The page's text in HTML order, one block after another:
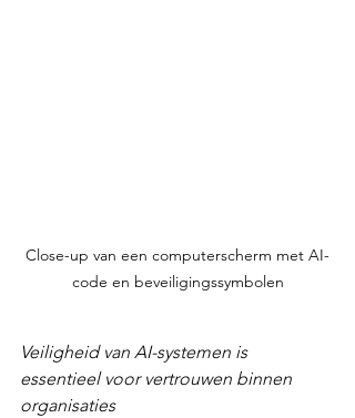
Close-up van een computerscherm met AI-
code en beveiligingssymbolen
Veiligheid van AI-systemen is
essentieel voor vertrouwen binnen
organisaties